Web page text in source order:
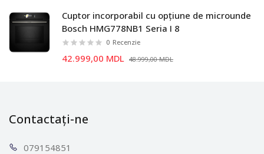
Cuptor incorporabil cu opțiune de microunde
Bosch HMG778NB1 Seria I 8
0 Recenzie
42.999,00 MDL 48.999,00 MDL
Contactați-ne
0791 54851